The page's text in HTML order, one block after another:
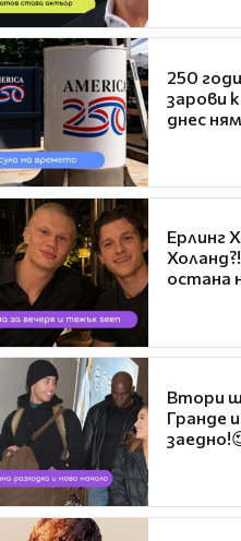
250
зарови
днес
Ерлинг
остана
Втори
Гранде